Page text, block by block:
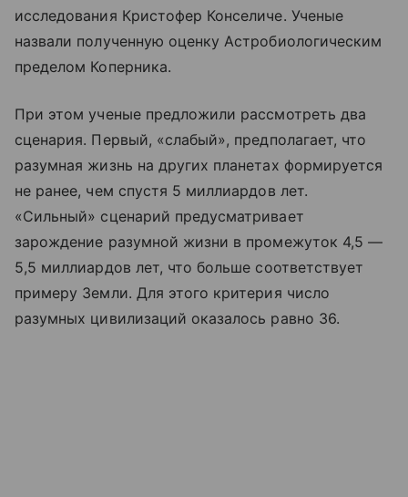
исследования Кристофер Конселиче. Ученые
назвали полученную оценку Астробиологическим
пределом Коперника.
При этом ученые предложили рассмотреть два
сценария. Первый, «слабый», предполагает, что
разумная жизнь на других планетах формируется
не ранее, чем спустя 5 миллиардов лет.
«Сильный» сценарий предусматривает
зарождение разумной жизни в промежуток 4,5 —
5,5 миллиардов лет, что больше соответствует
примеру Земли. Для этого критерия число
разумных цивилизаций оказалось равно 36.